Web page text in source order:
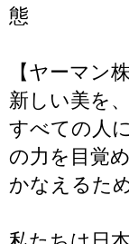
態
【ヤーマン
新しい美を
すべての人
の力を目覚
かなえるた